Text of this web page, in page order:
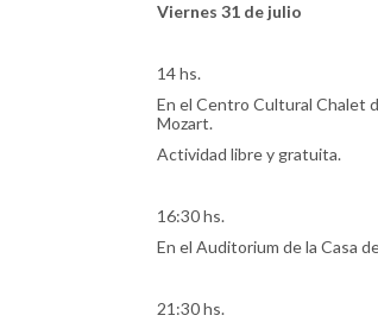
Viernes 31 de julio
14 hs.
En el Centro Cultural Chalet
Mozart.
Actividad libre y gratuita.
16:30 hs.
En el Auditorium de la Casa
21:30 hs.